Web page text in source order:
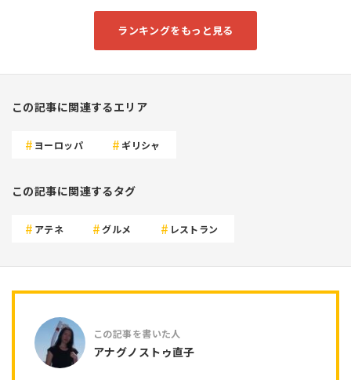
ランキングをもっと見る
この記事に関連するエリア
ヨーロッパ ギリシャ
この記事に関連するタグ
アテネ グルメ レストラン
アナグノストゥ直子